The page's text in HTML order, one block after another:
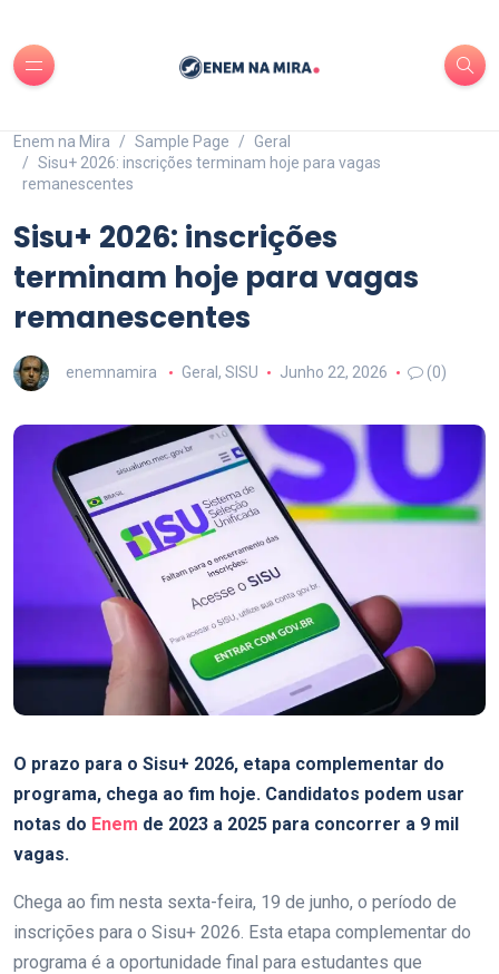
Enem na Mira Sample Page
Geral
Sisu+ 2026: inscrições terminam hoje para vagas
remanescentes
Sisu+ 2026: inscrições
terminam hoje para vagas
remanescentes
enemnamira Geral , SISU Junho 22, 2026 (0)
O prazo para o Sisu+ 2026, etapa complementar do
programa, chega ao fim hoje. Candidatos podem usar
notas do Enem de 2023 a 2025 para concorrer a 9 mil
vagas.
Chega ao fim nesta sexta-feira, 19 de junho, o período de
inscrições para o Sisu+ 2026. Esta etapa complementar do
programa é a oportunidade final para estudantes que